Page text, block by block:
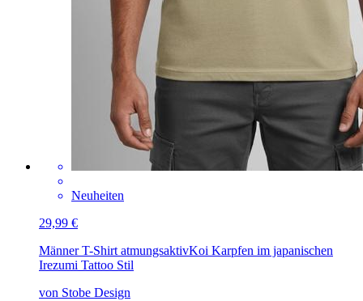
Neuheiten
29,99 €
Männer T-Shirt atmungsaktivKoi Karpfen im japanischen
Irezumi Tattoo Stil
von Stobe Design